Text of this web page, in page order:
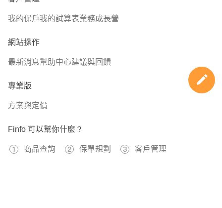
我的保戶我的試算表業務成長營
網站操作
最新消息幫助中心建議與回饋
專業版
方案與定價
Finfo 可以幫你什麼？
商品查詢 保單規劃 客戶管理